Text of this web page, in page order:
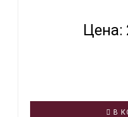
Цена:
В